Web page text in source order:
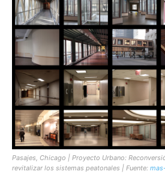
Pasajes, Chicago | Proyecto Urbano:
revitalizar los sistemas peatonales | Fuente: